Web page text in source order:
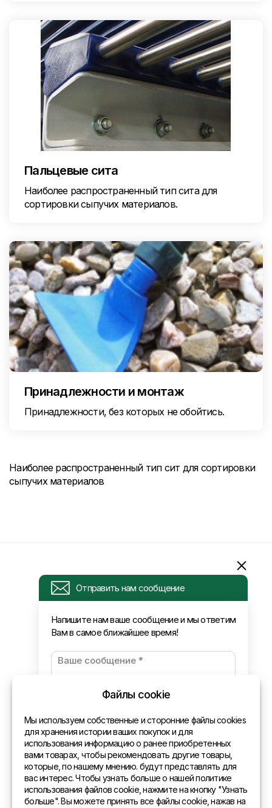
Пальцевые сита
Наиболее распространенный тип сита для
сортировки сыпучих материалов.
Принадлежности и монтаж
Принадлежности, без которых не обойтись.
Наиболее распространенный тип сит для сортировки
сыпучих материалов
Отправить нам сообщение
Напишите нам ваше сообщение и мы ответим
Вам в самое ближайшее время!
Информация
Запрос
Оплата и доставка
Политика конфиденциальности
Контакты
Общая информация
Представительства в мире
Адрес
Файлы cookie
Мы используем собственные и сторонние файлы cookies
для хранения истории ваших покупок и для
использования информацию о ранее приобретенных
вами товарах, чтобы рекомендовать другие товары,
которые, по нашему мнению. будут представлять для
вас интерес. Чтобы узнать больше о нашей политике
использования файлов cookie, нажмите на кнопку "Узнать
больше". Вы можете принять все файлы cookie, нажав на